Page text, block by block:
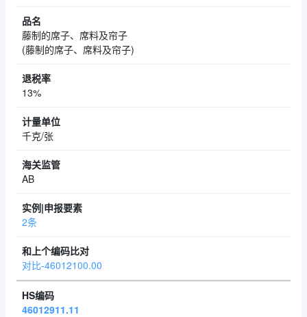
藤制的席子、席料及帘子
(藤制的席子、席料及帘子)
13%
千克/张
AB
2条
对比-46012100.00
46012911.11